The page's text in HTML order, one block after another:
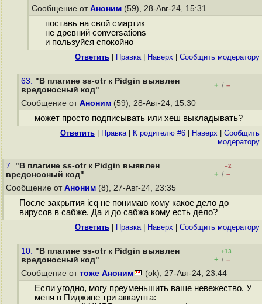
Сообщение от Аноним (59), 28-Авг-24, 15:31
поставь на свой смартик
не древний conversations
и пользуйся спокойно
Ответить Правка| Наверх Cообщить модератору
63. "В плагине ss-otr к Pidgin выявлен
вредоносный код"
+ / –
Сообщение от Аноним (59), 28-Авг-24, 15:30
может просто подписывать или хеш выкладывать?
Ответить Правка| К родителю #6 Наверх
Cообщить
модератору
7. "В плагине ss-otr к Pidgin выявлен
вредоносный код"
–2
+ / –
Сообщение от Аноним (8), 27-Авг-24, 23:35
После закрытия icq не понимаю кому какое дело до
вирусов в сабже. Да и до сабжа кому есть дело?
Ответить Правка| Наверх Cообщить модератору
10. "В плагине ss-otr к Pidgin выявлен
вредоносный код"
+13
+ / –
Сообщение от тоже Аноним (ok), 27-Авг-24, 23:44
Если угодно, могу преуменьшить ваше невежество. У
меня в Пиджине три аккаунта: